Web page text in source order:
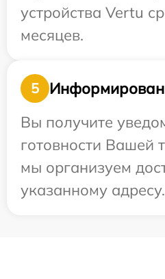
устройства Vertu
месяцев.
5
Вы получите
готовности Вашей
мы организуем
указанному адресу.